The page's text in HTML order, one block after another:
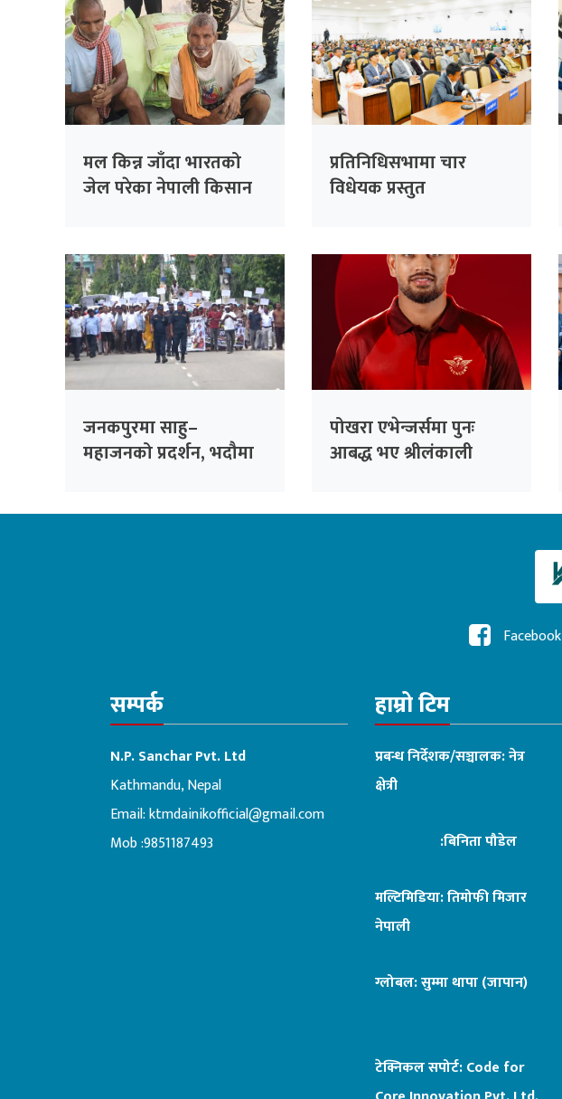
मल किन्न जाँदा भारतको
जेल परेका नेपाली किसान
प्रतिनिधिसभामा चार
विधेयक प्रस्तुत
जनकपुरमा साहु–
महाजनको प्रदर्शन, भदौमा
पोखरा एभेन्जर्समा पुनः
आबद्ध भए श्रीलंकाली
Facebook
सम्पर्क
N.P. Sanchar Pvt. Ltd
Kathmandu, Nepal
Email:ktmdainikofficial@gmail.com
Mob :9851187493
हाम्रो टिम
प्रबन्ध निर्देशक/सञ्चालक: नेत्र
क्षेत्री
:बिनिता पौडेल
मल्टिमिडिया: तिमोफी मिजार
नेपाली
ग्लोबल: सुम्मा थापा (जापान)
टेक्निकल सपोर्ट:Code for